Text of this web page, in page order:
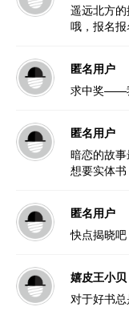
遥远北方
哦，报名报
匿名用户
求中奖——
匿名用户
暗恋的故
想要实体书
匿名用户
快点揭晓吧
嬉皮王小贝
对于好书总